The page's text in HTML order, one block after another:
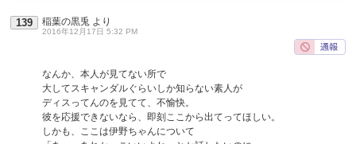
139 稲葉の黒兎 より
2016年12月17日 5:32 PM
なんか、本人が見てない所で
大してスキャンダルぐらいしか知らない素人が
ディスってんのを見てて、不愉快。
彼を応援できないなら、即刻ここから出てってほしい。
しかも、ここは伊野ちゃんについて